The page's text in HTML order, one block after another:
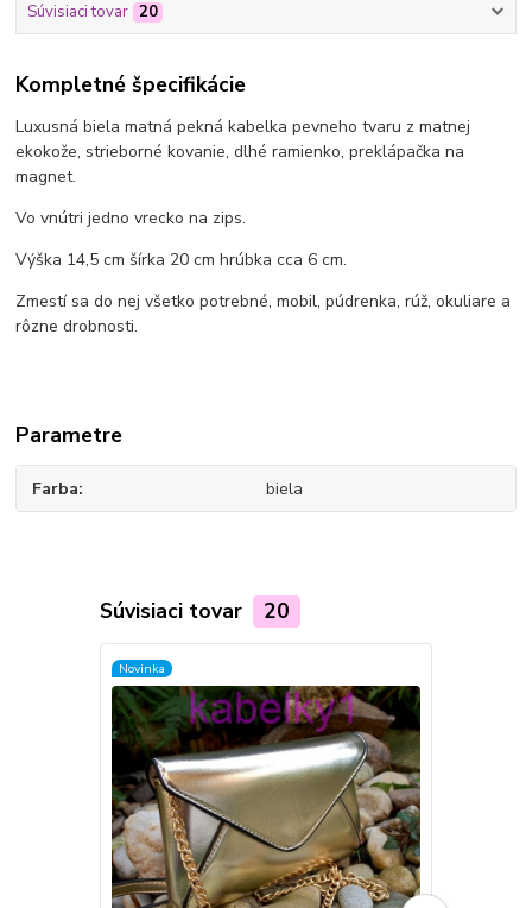
Súvisiaci tovar 20
Kompletné špecifikácie
Luxusná biela matná pekná kabelka pevneho tvaru z matnej
ekokože, strieborné kovanie, dlhé ramienko, preklápačka na
magnet.
Vo vnútri jedno vrecko na zips.
Výška 14,5 cm šírka 20 cm hrúbka cca 6 cm.
Zmestí sa do nej všetko potrebné, mobil, púdrenka, rúž, okuliare a
rôzne drobnosti.
Parametre
Farba biela
Súvisiaci tovar 20
Novinka